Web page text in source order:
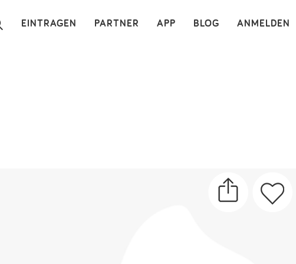
ANMELDEN
BLOG
APP
PARTNER
EINTRAGEN ×